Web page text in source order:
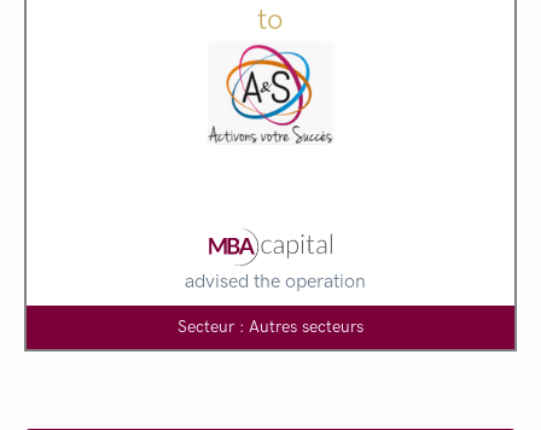
to
advised the operation
Secteur : Autres secteurs